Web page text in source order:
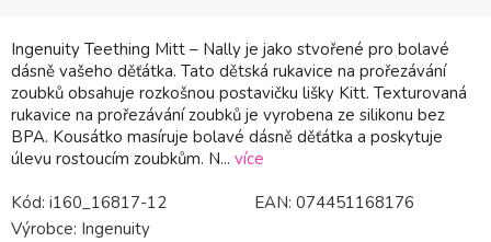
Ingenuity Teething Mitt – Nally je jako stvořené pro bolavé
dásně vašeho děťátka. Tato dětská rukavice na prořezávání
zoubků obsahuje rozkošnou postavičku lišky Kitt. Texturovaná
rukavice na prořezávání zoubků je vyrobena ze silikonu bez
BPA. Kousátko masíruje bolavé dásně děťátka a poskytuje
úlevu rostoucím zoubkům. N... více
Kód: i160_16817-12 EAN: 074451168176
Výrobce: Ingenuity